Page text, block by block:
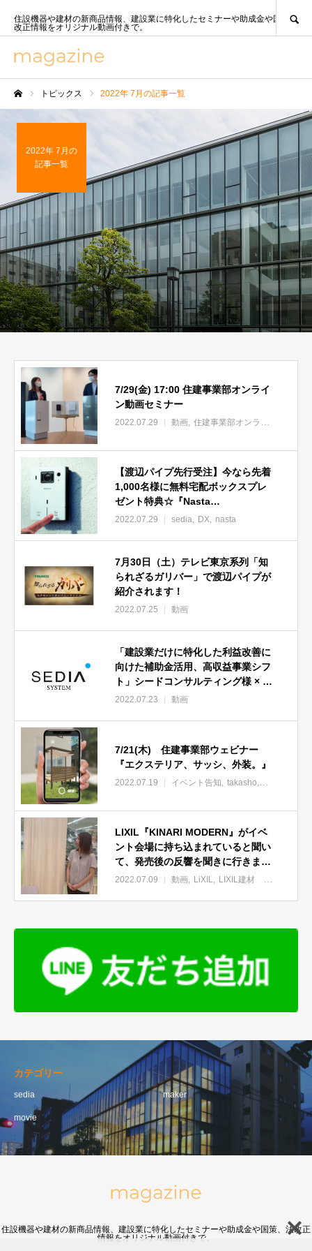
住設機器や建材の新商品情報、建設業に特化したセミナーや助成金や国策、法
改正情報をオリジナル動画付きで。
トピックス 2022年 7月の記事一覧
2022年 7月の
記事一覧
7/29(金) 17:00 住建事業部オンライ
ン動画セミナー
2022.07.29 動画 住建事業部オンラインセミナー
【渡辺パイプ先行受注】今なら先着
1,000名様に無料宅配ボックスプレ
ゼント特典☆『Nasta
Interphone』
2022.07.29 sedia DX nasta
7月30日（土）テレビ東京系列「知
られざるガリバー」で渡辺パイプが
紹介されます！
2022.07.25 動画
「建設業だけに特化した利益改善に
向けた補助金活用、高収益事業シフ
ト」シードコンサルティング様 × Ｌ
ＩＸＩＬ様コラボセミナー企画
2022.07.23 動画
7/21(木) 住建事業部ウェビナー
『エクステリア、サッシ、外装。』
2022.07.19 イベント告知 takasho
LIXIL『KINARI MODERN』がイベ
ント会場に持ち込まれていると聞い
て、発売後の反響を聞きに行きまし
た。
2022.07.09 動画 LiXIL LIXIL建材 新商品
カテゴリー
sedia maker
movie
住設機器や建材の新商品情報、建設業に特化したセミナーや助成金や国策、法改正
情報をオリジナル動画付きで。